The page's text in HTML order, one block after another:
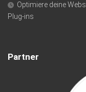
Optimiere deine
Plug-ins
Partner